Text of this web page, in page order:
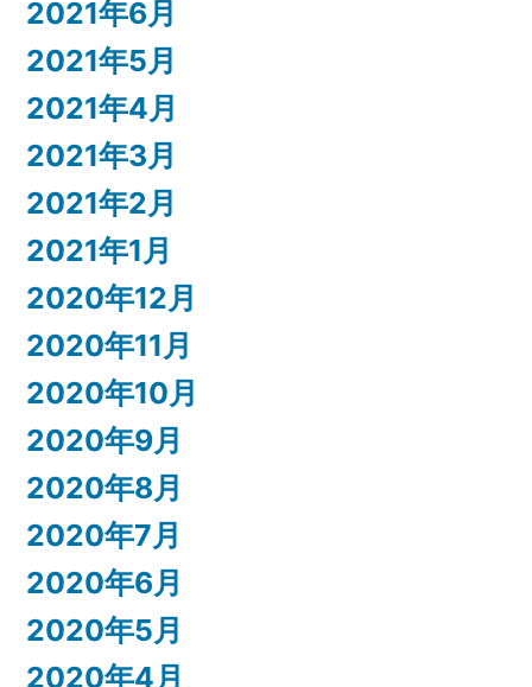
2021年6月
2021年5月
2021年4月
2021年3月
2021年2月
2021年1月
2020年12月
2020年11月
2020年10月
2020年9月
2020年8月
2020年7月
2020年6月
2020年5月
2020年4月